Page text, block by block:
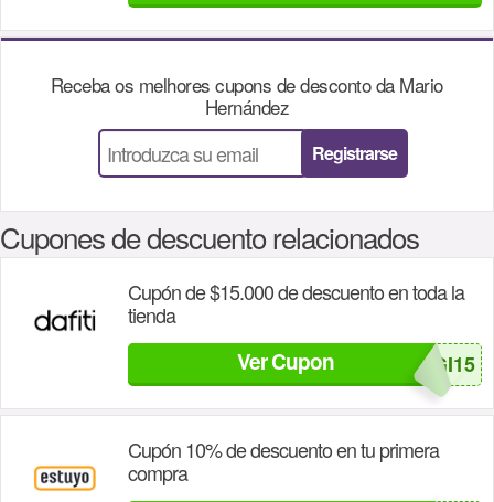
Receba os melhores cupons de desconto da Mario
Hernández
Registrarse
Cupones de descuento relacionados
Cupón de $15.000 de descuento en toda la
tienda
Ver CuponESTRENA_GI15
Cupón 10% de descuento en tu primera
compra